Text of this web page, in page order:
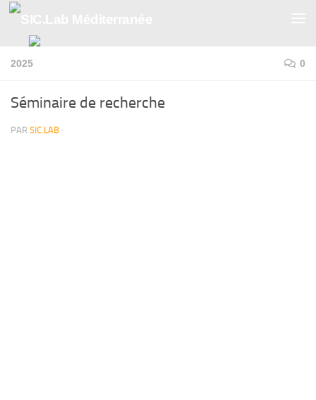
2025 0
Séminaire de recherche
PAR SIC.LAB ·